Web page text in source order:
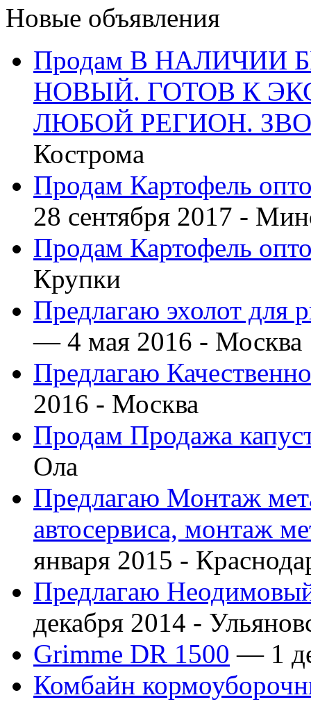
Новые объявления
Продам В НАЛИЧИИ
НОВЫЙ. ГОТОВ К
ЛЮБОЙ РЕГИОН.
Кострома
Продам Картофель
28 сентября 2017 -
Продам Картофель
Крупки
Предлагаю эхолот для
— 4 мая 2016 - Москва
Предлагаю
2016 - Москва
Продам Продажа
Ола
Предлагаю Монтаж
автосервиса, монтаж
января 2015 -
Предлагаю
декабря 2014 -
Grimme DR 1500 — 1
Комбайн